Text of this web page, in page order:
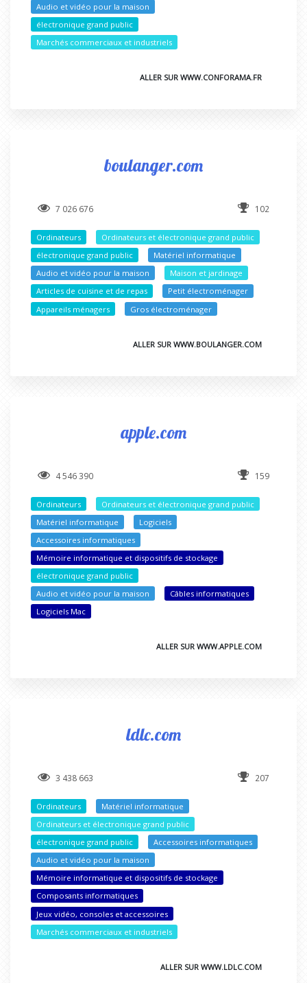
Audio et vidéo pour la maison
électronique grand public
Marchés commerciaux et industriels
ALLER SUR WWW.CONFORAMA.FR
boulanger.com
7 026 676 102
Ordinateurs
Ordinateurs et électronique grand public
électronique grand public
Matériel informatique
Audio et vidéo pour la maison
Maison et jardinage
Articles de cuisine et de repas
Petit électroménager
Appareils ménagers
Gros électroménager
ALLER SUR WWW.BOULANGER.COM
apple.com
4 546 390 159
Ordinateurs
Ordinateurs et électronique grand public
Matériel informatique
Logiciels
Accessoires informatiques
Mémoire informatique et dispositifs de stockage
électronique grand public
Audio et vidéo pour la maison
Câbles informatiques
Logiciels Mac
ALLER SUR WWW.APPLE.COM
ldlc.com
3 438 663 207
Ordinateurs
Matériel informatique
Ordinateurs et électronique grand public
électronique grand public
Accessoires informatiques
Audio et vidéo pour la maison
Mémoire informatique et dispositifs de stockage
Composants informatiques
Jeux vidéo, consoles et accessoires
Marchés commerciaux et industriels
ALLER SUR WWW.LDLC.COM